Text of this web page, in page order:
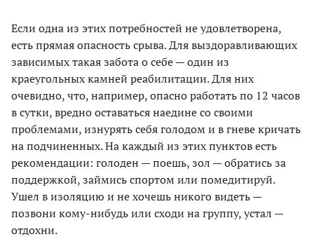
Если одна из этих потребностей не удовлетворена,
есть прямая опасность срыва. Для выздоравливающих
зависимых такая забота о себе — один из
краеугольных камней реабилитации. Для них
очевидно, что, например, опасно работать по 12 часов
в сутки, вредно оставаться наедине со своими
проблемами, изнурять себя голодом и в гневе кричать
на подчиненных. На каждый из этих пунктов есть
рекомендации: голоден — поешь, зол — обратись за
поддержкой, займись спортом или помедитируй.
Ушел в изоляцию и не хочешь никого видеть —
позвони кому-нибудь или сходи на группу, устал —
отдохни.